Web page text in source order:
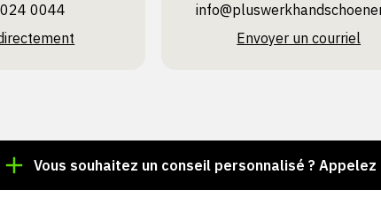
0044
Envoyer un courriel
souhaitez un conseil personnalisé ? Appelez le +31